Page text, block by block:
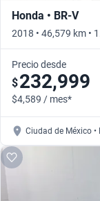
Honda • BR-V
2018 • 46,579 km •
Precio desde
$232,999
$4,589 / mes*
Ciudad de México